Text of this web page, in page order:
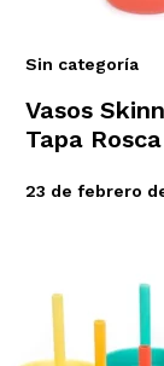
Sin categoría
Vasos
Tapa
23 de febrero